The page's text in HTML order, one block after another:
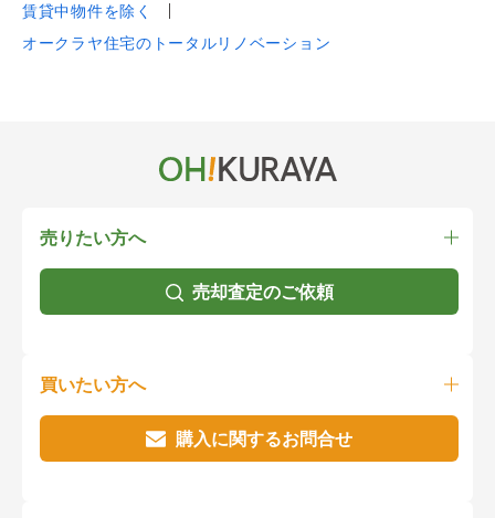
賃貸中物件を除く
オークラヤ住宅のトータルリノベーション
売りたい方へ
売却査定のご依頼
買いたい方へ
購入に関するお問合せ